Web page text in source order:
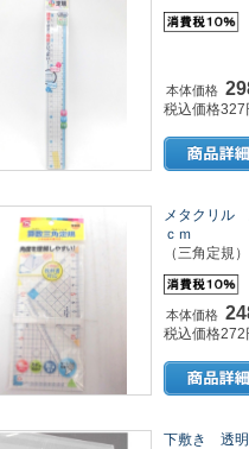
本体価格
税込価格327
メタクリル
ｃｍ
（三角定規）
本体価格
税込価格272
下敷き 透明